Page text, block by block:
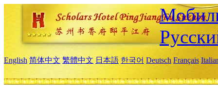
English 简体中文 繁體中文 日本語 한국어 Deutsch Français